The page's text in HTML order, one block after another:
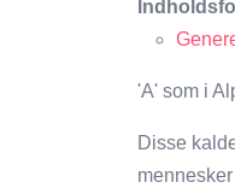
'A' som i
Disse